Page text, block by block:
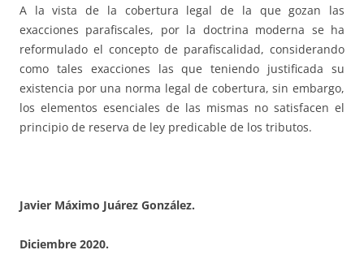
A la vista de la cobertura legal de la que gozan las
exacciones parafiscales, por la doctrina moderna se ha
reformulado el concepto de parafiscalidad, considerando
como tales exacciones las que teniendo justificada su
existencia por una norma legal de cobertura, sin embargo,
los elementos esenciales de las mismas no satisfacen el
principio de reserva de ley predicable de los tributos.
Javier Máximo Juárez González.
Diciembre 2020.